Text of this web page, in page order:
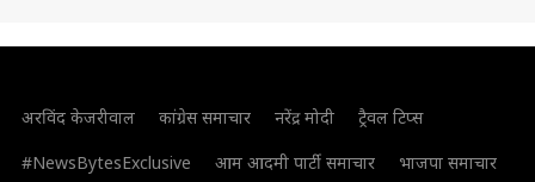
अरविंद केजरीवाल कांग्रेस समाचार नरेंद्र मोदी
ट्रैवल टिप्स
#NewsBytesExclusive
आम आदमी पार्टी समाचार
भाजपा समाचार